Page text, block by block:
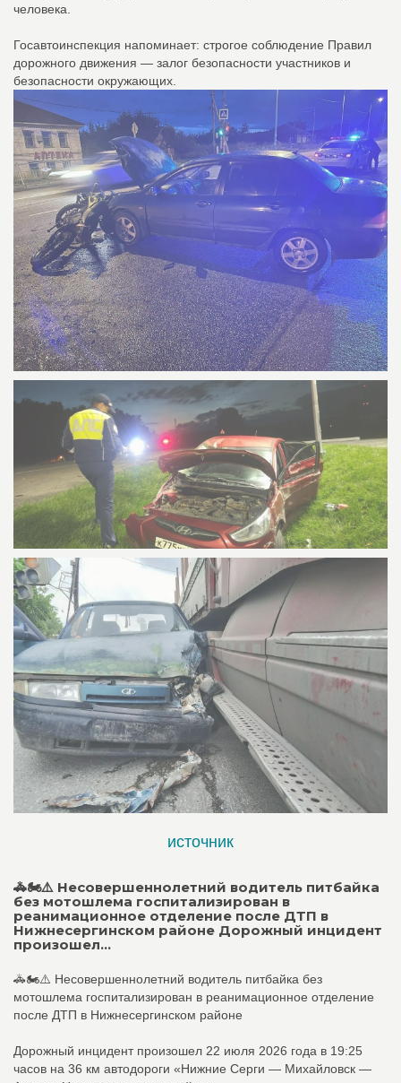
человека.
Госавтоинспекция напоминает: строгое соблюдение Правил
дорожного движения — залог безопасности участников и
безопасности окружающих.
источник
🚓🏍⚠️ Несовершеннолетний водитель питбайка
без мотошлема госпитализирован в
реанимационное отделение после ДТП в
Нижнесергинском районе Дорожный инцидент
произошел...
🚓🏍⚠️ Несовершеннолетний водитель питбайка без
мотошлема госпитализирован в реанимационное отделение
после ДТП в Нижнесергинском районе
Дорожный инцидент произошел 22 июля 2026 года в 19:25
часов на 36 км автодороги «Нижние Серги — Михайловск —